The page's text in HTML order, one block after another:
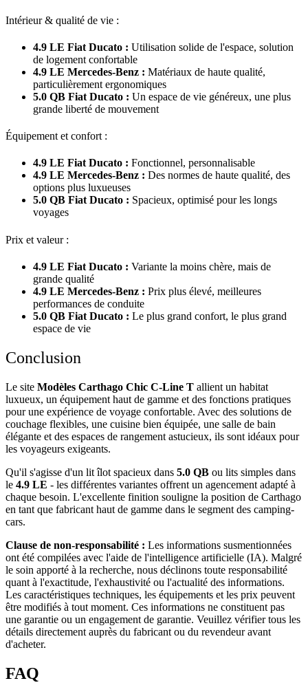
Intérieur & qualité de vie :
4.9 LE Fiat Ducato : Utilisation solide de l'espace, solution
de logement confortable
4.9 LE Mercedes-Benz : Matériaux de haute qualité,
particulièrement ergonomiques
5.0 QB Fiat Ducato : Un espace de vie généreux, une plus
grande liberté de mouvement
Équipement et confort :
4.9 LE Fiat Ducato : Fonctionnel, personnalisable
4.9 LE Mercedes-Benz : Des normes de haute qualité, des
options plus luxueuses
5.0 QB Fiat Ducato : Spacieux, optimisé pour les longs
voyages
Prix et valeur :
4.9 LE Fiat Ducato : Variante la moins chère, mais de
grande qualité
4.9 LE Mercedes-Benz : Prix plus élevé, meilleures
performances de conduite
5.0 QB Fiat Ducato : Le plus grand confort, le plus grand
espace de vie
Conclusion
Le site Modèles Carthago Chic C-Line T allient un habitat
luxueux, un équipement haut de gamme et des fonctions pratiques
pour une expérience de voyage confortable. Avec des solutions de
couchage flexibles, une cuisine bien équipée, une salle de bain
élégante et des espaces de rangement astucieux, ils sont idéaux pour
les voyageurs exigeants.
Qu'il s'agisse d'un lit îlot spacieux dans 5.0 QB ou lits simples dans
le 4.9 LE - les différentes variantes offrent un agencement adapté à
chaque besoin. L'excellente finition souligne la position de Carthago
en tant que fabricant haut de gamme dans le segment des camping-
cars.
Clause de non-responsabilité : Les informations susmentionnées
ont été compilées avec l'aide de l'intelligence artificielle (IA). Malgré
le soin apporté à la recherche, nous déclinons toute responsabilité
quant à l'exactitude, l'exhaustivité ou l'actualité des informations.
Les caractéristiques techniques, les équipements et les prix peuvent
être modifiés à tout moment. Ces informations ne constituent pas
une garantie ou un engagement de garantie. Veuillez vérifier tous les
détails directement auprès du fabricant ou du revendeur avant
d'acheter.
FAQ